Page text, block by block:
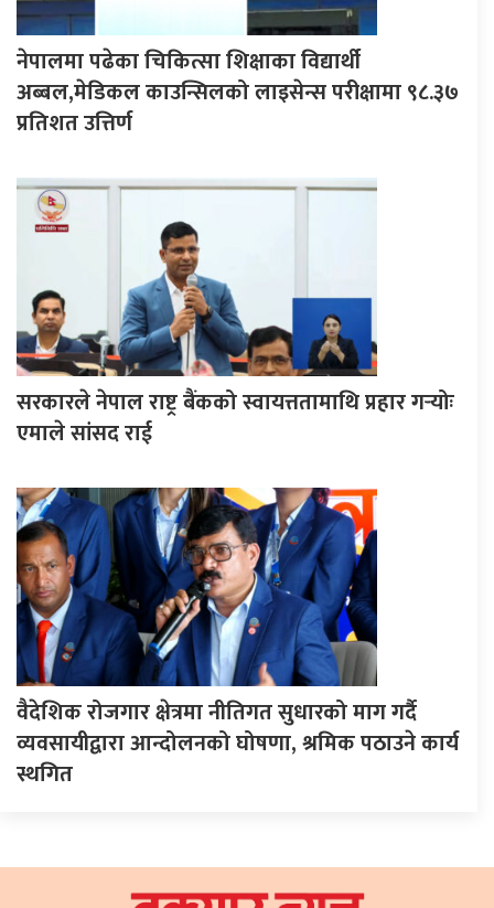
नेपालमा पढेका चिकित्सा शिक्षाका विद्यार्थी
अब्बल,मेडिकल काउन्सिलको लाइसेन्स परीक्षामा ९८.३७
प्रतिशत उत्तिर्ण
सरकारले नेपाल राष्ट्र बैंकको स्वायत्ततामाथि प्रहार गर्‍योः
एमाले सांसद राई
वैदेशिक रोजगार क्षेत्रमा नीतिगत सुधारको माग गर्दै
व्यवसायीद्वारा आन्दोलनको घोषणा, श्रमिक पठाउने कार्य
स्थगित